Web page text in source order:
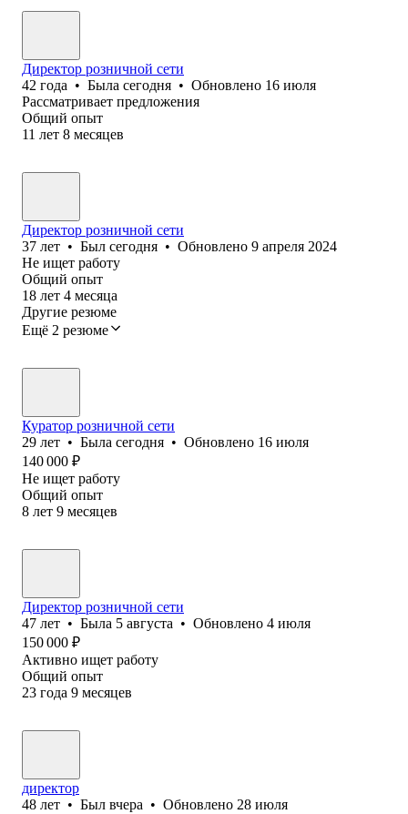
Директор розничной сети
42 года • Была сегодня • Обновлено 16 июля
Рассматривает предложения
Общий опыт
11 лет 8 месяцев
Директор розничной сети
37 лет • Был сегодня • Обновлено 9 апреля 2024
Не ищет работу
Общий опыт
18 лет 4 месяца
Другие резюме
Ещё 2 резюме
Куратор розничной сети
29 лет • Была сегодня • Обновлено 16 июля
140 000 ₽
Не ищет работу
Общий опыт
8 лет 9 месяцев
Директор розничной сети
47 лет • Была 5 августа • Обновлено 4 июля
150 000 ₽
Активно ищет работу
Общий опыт
23 года 9 месяцев
директор
48 лет • Был вчера • Обновлено 28 июля